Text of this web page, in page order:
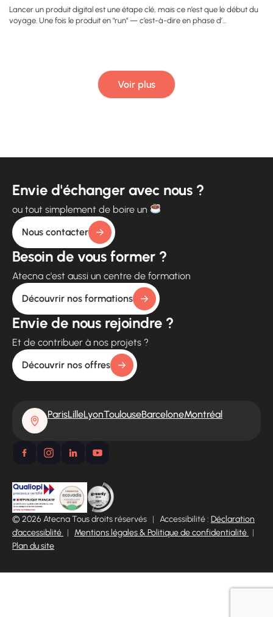
Lancer un produit digital est une étape clé, mais ce n’est que le début du
voyage. Une fois le produit en "run" — c’est-à-dire en phase d’...
Voir plus
Envie d'échanger avec nous ?
ou tout simplement de boire un
Nous contacter
Besoin de vous former ?
Atecna c'est aussi un centre de formation
Découvrir nos formations
Envie de nous rejoindre ?
Et de contribuer à nos projets ?
Découvrir nos offres
ParisLilleLyonToulouseBarceloneMontréal
© 2026 Atecna Tous droits réservés | Accessibilité : Déclaration
d’accessiblité | Mentions légales & Politique de confidentialité |
Plan du site